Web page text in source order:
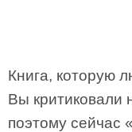
Книга, которую
Вы критиковали
поэтому сейчас